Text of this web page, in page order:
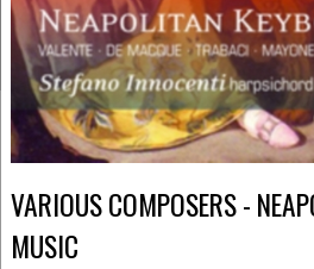
VARIOUS COMPOSERS -
MUSIC